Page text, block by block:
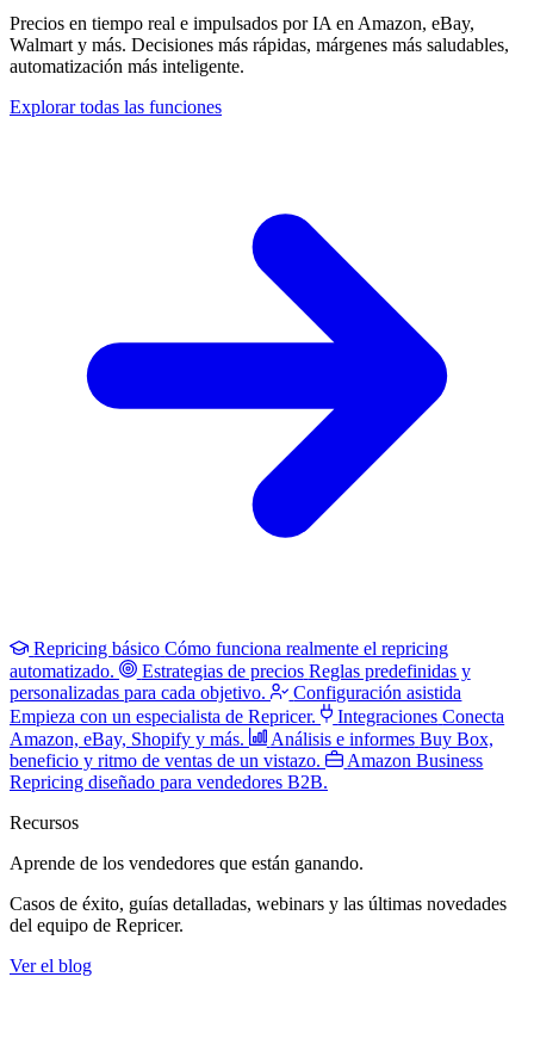
Precios en tiempo real e impulsados por IA en Amazon, eBay,
Walmart y más. Decisiones más rápidas, márgenes más saludables,
automatización más inteligente.
Explorar todas las funciones
Repricing básico Cómo funciona realmente el repricing
automatizado.
Estrategias de precios Reglas predefinidas y
personalizadas para cada objetivo.
Configuración asistida
Empieza con un especialista de Repricer.
Integraciones Conecta
Amazon, eBay, Shopify y más.
Análisis e informes Buy Box,
beneficio y ritmo de ventas de un vistazo.
Amazon Business
Repricing diseñado para vendedores B2B.
Recursos
Aprende de los vendedores que están ganando.
Casos de éxito, guías detalladas, webinars y las últimas novedades
del equipo de Repricer.
Ver el blog